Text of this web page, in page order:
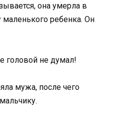
она умерла в
маленького ребенка. Он
головой не думал!
мужа, после чего